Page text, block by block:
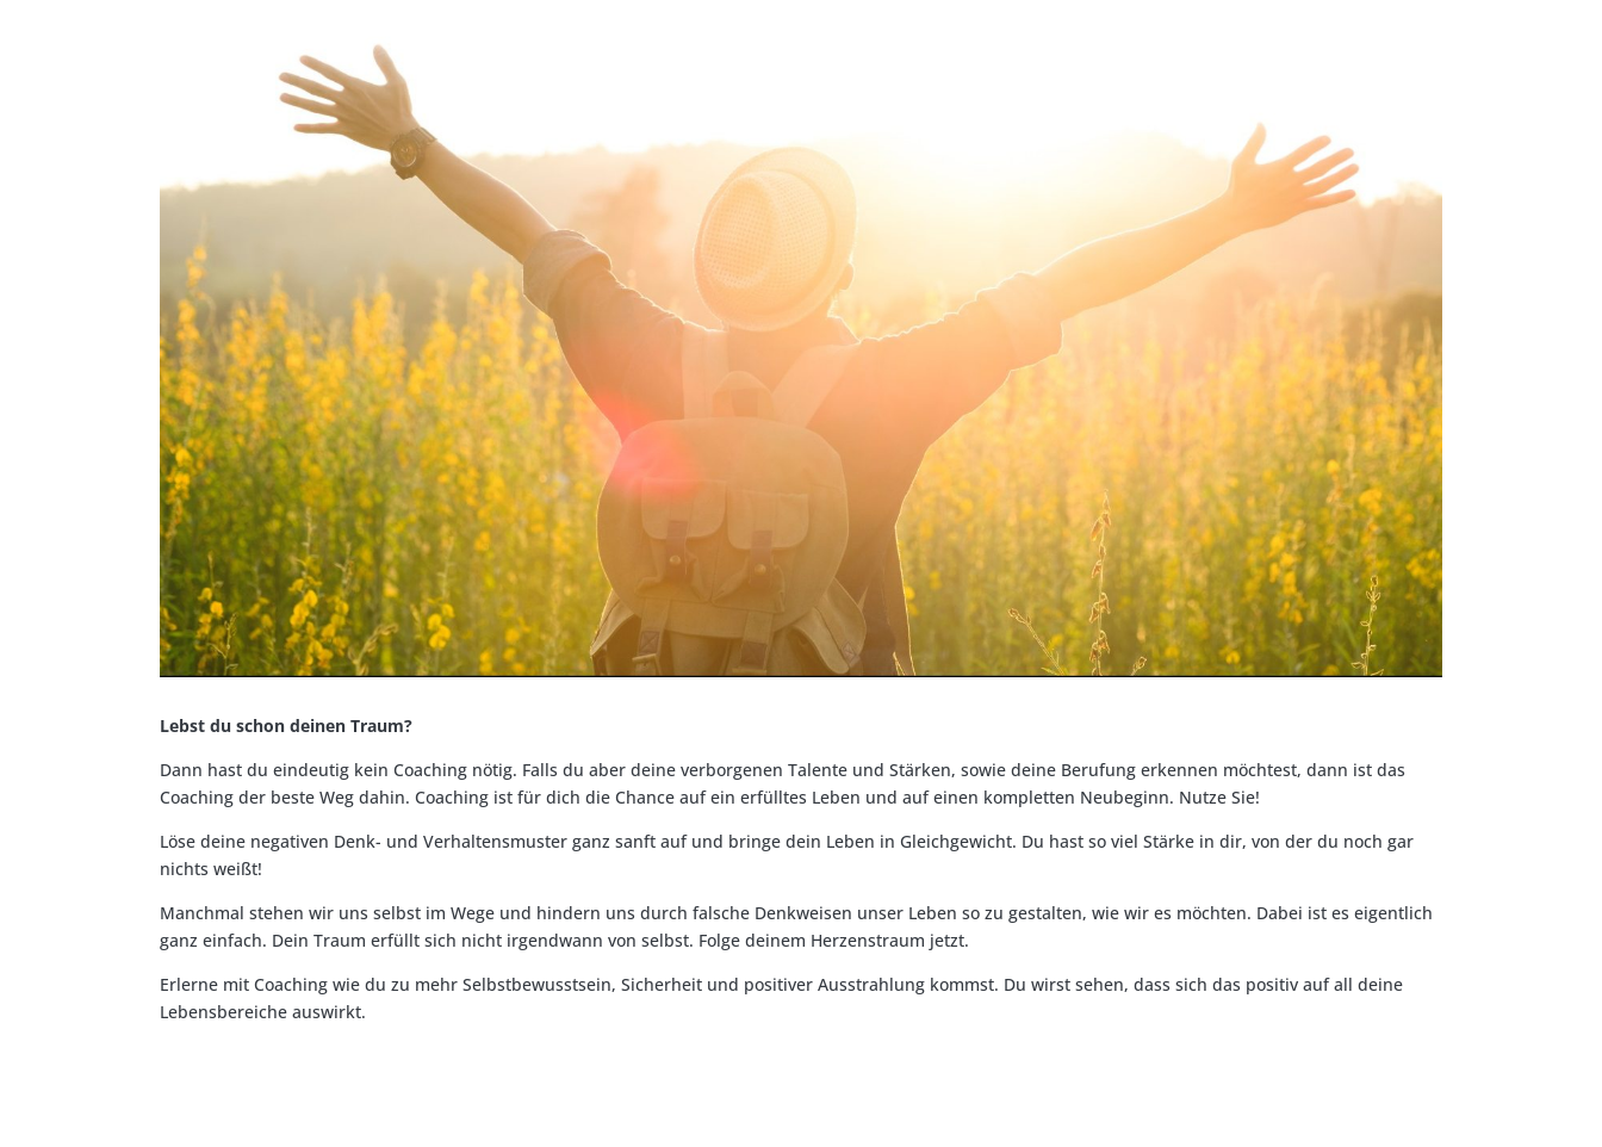
Lebst du schon deinen Traum?
Dann hast du eindeutig kein Coaching nötig. Falls du aber deine verborgenen Talente und Stärken, sowie deine Berufung erkennen möchtest, dann ist das
Coaching der beste Weg dahin. Coaching ist für dich die Chance auf ein erfülltes Leben und auf einen kompletten Neubeginn. Nutze Sie!
Löse deine negativen Denk- und Verhaltensmuster ganz sanft auf und bringe dein Leben in Gleichgewicht. Du hast so viel Stärke in dir, von der du noch gar
nichts weißt!
Manchmal stehen wir uns selbst im Wege und hindern uns durch falsche Denkweisen unser Leben so zu gestalten, wie wir es möchten. Dabei ist es eigentlich
ganz einfach. Dein Traum erfüllt sich nicht irgendwann von selbst. Folge deinem Herzenstraum jetzt.
Erlerne mit Coaching wie du zu mehr Selbstbewusstsein, Sicherheit und positiver Ausstrahlung kommst. Du wirst sehen, dass sich das positiv auf all deine
Lebensbereiche auswirkt.